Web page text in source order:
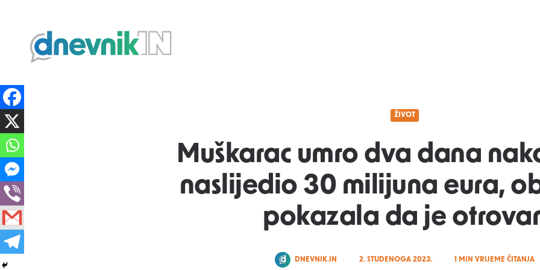
Dnevnik.in
ŽIVOT
Muškarac umro dva dana
naslijedio 30 milijuna eura,
pokazala da je
POSTED
DNEVNIK.IN 2. STUDENOGA 2023. 1 MIN VRIJEME ČITANJA